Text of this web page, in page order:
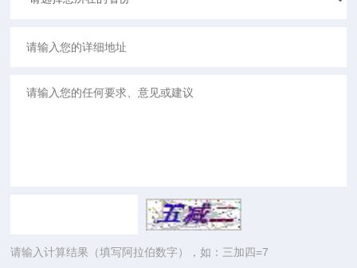
请输入计算结果（填写阿拉伯数字），如：三加四=7